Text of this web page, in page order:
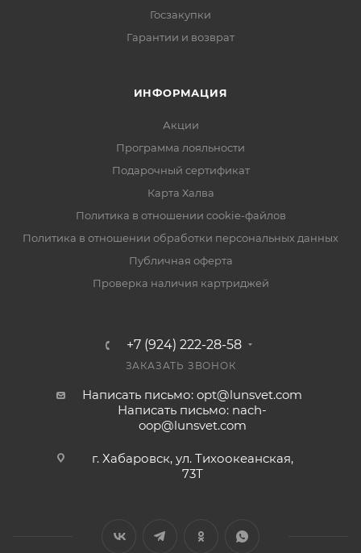
Госзакупки
Гарантии и возврат
ИНФОРМАЦИЯ
Акции
Программа лояльности
Подарочный сертификат
Карта Халва
Политика в отношении cookie-файлов
Политика в отношении обработки персональных данных
Публичная оферта
Проверка наличия картриджей
+7 (924) 222-28-58
ЗАКАЗАТЬ ЗВОНОК
Написать письмо: opt@lunsvet.com
Написать письмо: nach-
oop@lunsvet.com
г. Хабаровск, ул. Тихоокеанская,
73Т